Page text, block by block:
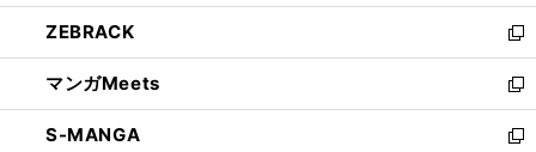
開
く
ウ
で
開
く
ン
ド
ウ
で
開
く
ウ
ィ
ン
ド
ウ
で
し
い
ウ
ィ
ン
ド
ZEBRACK
新
し
い
ウ
ィ
マンガMeets
新
し
い
S-MANGA
新